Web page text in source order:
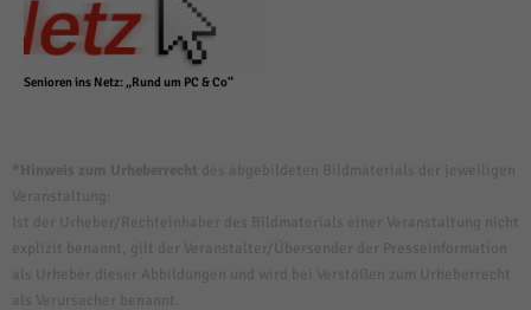
Senioren ins Netz: „Rund um PC & Co“